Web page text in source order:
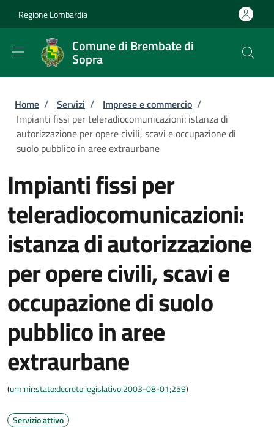
Regione Lombardia
Comune di Brembate di
Sopra
Briciole di pane
Home / Servizi / Imprese e commercio /
Impianti fissi per teleradiocomunicazioni: istanza di
autorizzazione per opere civili, scavi e occupazione di
suolo pubblico in aree extraurbane
Impianti fissi per
teleradiocomunicazioni:
istanza di autorizzazione
per opere civili, scavi e
occupazione di suolo
pubblico in aree
extraurbane
(urn:nir:stato:decreto.legislativo:2003-08-01;259)
Servizio attivo